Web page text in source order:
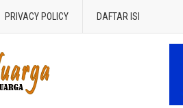
PRIVACY POLICY DAFTAR ISI